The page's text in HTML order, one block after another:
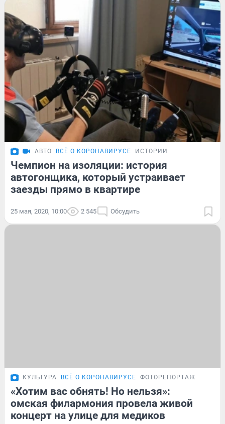
АВТО ВСЁ О КОРОНАВИРУСЕ ИСТОРИИ
Чемпион на изоляции: история
автогонщика, который устраивает
заезды прямо в квартире
25 мая, 2020, 10:00 2 545 Обсудить
КУЛЬТУРА ВСЁ О КОРОНАВИРУСЕ ФОТОРЕПОРТАЖ
«Хотим вас обнять! Но нельзя»:
омская филармония провела живой
концерт на улице для медиков